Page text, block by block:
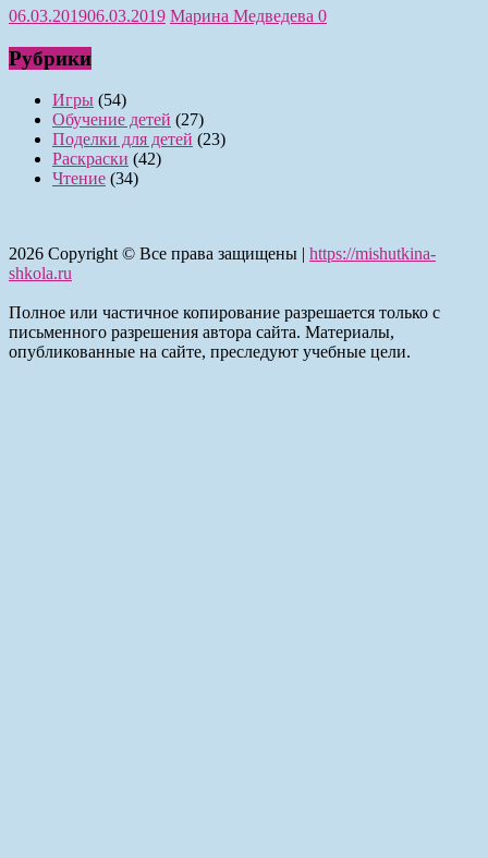
06.03.201906.03.2019 Марина Медведева 0
Рубрики
Игры (54)
Обучение детей (27)
Поделки для детей (23)
Раскраски (42)
Чтение (34)
2026 Copyright © Все права защищены | https://mishutkina-
shkola.ru
Полное или частичное копирование разрешается только с
письменного разрешения автора сайта. Материалы,
опубликованные на сайте, преследуют учебные цели.